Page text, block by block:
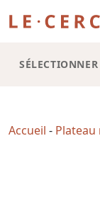
Accueil - Plateau